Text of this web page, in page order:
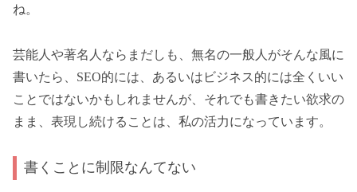
ね。
芸能人や著名人ならまだしも、無名の一般人がそんな風に
書いたら、SEO的には、あるいはビジネス的には全くいい
ことではないかもしれませんが、それでも書きたい欲求の
まま、表現し続けることは、私の活力になっています。
書くことに制限なんてない